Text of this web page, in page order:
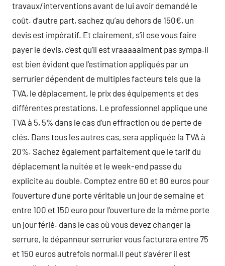
travaux/interventions avant de lui avoir demandé le
coût. d’autre part, sachez qu’au dehors de 150€, un
devis est impératif. Et clairement, s’il ose vous faire
payer le devis, c’est qu’il est vraaaaaiment pas sympa.Il
est bien évident que l’estimation appliqués par un
serrurier dépendent de multiples facteurs tels que la
TVA, le déplacement, le prix des équipements et des
différentes prestations. Le professionnel applique une
TVA à 5, 5% dans le cas d’un effraction ou de perte de
clés. Dans tous les autres cas, sera appliquée la TVA à
20%. Sachez également parfaitement que le tarif du
déplacement la nuitée et le week-end passe du
explicite au double. Comptez entre 60 et 80 euros pour
l’ouverture d’une porte véritable un jour de semaine et
entre 100 et 150 euro pour l’ouverture de la même porte
un jour férié. dans le cas où vous devez changer la
serrure, le dépanneur serrurier vous facturera entre 75
et 150 euros autrefois normal.Il peut s’avérer il est